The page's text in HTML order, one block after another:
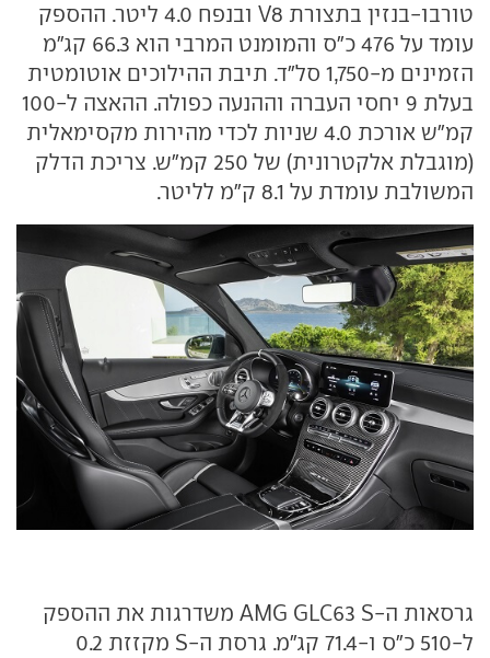
טורבו-בנזין בתצורת V8 ובנפח 4.0 ליטר. ההספק
עומד על 476 כ"ס והמומנט המרבי הוא 66.3 קג"מ
הזמינים מ-1,750 סל"ד. תיבת ההילוכים אוטומטית
בעלת 9 יחסי העברה וההנעה כפולה. ההאצה ל-100
קמ"ש אורכת 4.0 שניות לכדי מהירות מקסימאלית
(מוגבלת אלקטרונית) של 250 קמ"ש. צריכת הדלק
המשולבת עומדת על 8.1 ק"מ לליטר.
גרסאות ה-AMG GLC63 S משדרגות את ההספק
ל-510 כ"ס ו-71.4 קג"מ. גרסת ה-S מקזזת 0.2